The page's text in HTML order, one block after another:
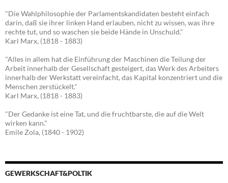
"Die Wahlphilosophie der Parlamentskandidaten besteht einfach
darin, daß sie ihrer linken Hand erlauben, nicht zu wissen, was ihre
rechte tut, und so waschen sie beide Hände in Unschuld."
Karl Marx, (1818 - 1883)
"Alles in allem hat die Einführung der Maschinen die Teilung der
Arbeit innerhalb der Gesellschaft gesteigert, das Werk des Arbeiters
innerhalb der Werkstatt vereinfacht, das Kapital konzentriert und die
Menschen zerstückelt."
Karl Marx, (1818 - 1883)
"Der Gedanke ist eine Tat, und die fruchtbarste, die auf die Welt
wirken kann."
Emile Zola, (1840 - 1902)
GEWERKSCHAFT&POLTIK